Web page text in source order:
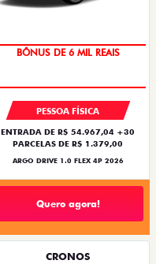
TAXA ZERO
PESSOA FÍSICA
ENTRADA DE R$ 54.967,04 +30
PARCELAS DE R$ 1.379,00
ARGO DRIVE 1.0 FLEX 4P 2026
Quero agora!
CRONOS